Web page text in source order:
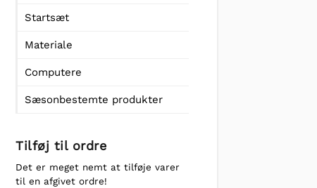
Startsæt
Materiale
Computere
Sæsonbestemte produkter
Tilføj til ordre
Det er meget nemt at tilføje varer
til en afgivet ordre!